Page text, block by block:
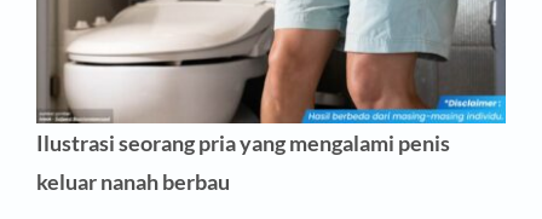
Ilustrasi seorang pria yang mengalami penis
keluar nanah berbau